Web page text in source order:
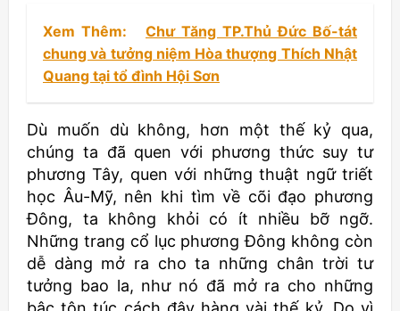
Xem Thêm:
Chư Tăng TP.Thủ Đức Bố-tát
chung và tưởng niệm Hòa thượng Thích Nhật
Quang tại tổ đình Hội Sơn
Dù muốn dù không, hơn một thế kỷ qua,
chúng ta đã quen với phương thức suy tư
phương Tây, quen với những thuật ngữ triết
học Âu-Mỹ, nên khi tìm về cõi đạo phương
Đông, ta không khỏi có ít nhiều bỡ ngỡ.
Những trang cổ lục phương Đông không còn
dễ dàng mở ra cho ta những chân trời tư
tưởng bao la, như nó đã mở ra cho những